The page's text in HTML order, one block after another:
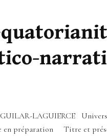
LAGUIERCE
en préparation Titre et